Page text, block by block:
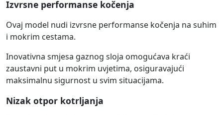
Izvrsne performanse kočenja
Ovaj model nudi izvrsne performanse kočenja na suhim
i mokrim cestama.
Inovativna smjesa gaznog sloja omogućava kraći
zaustavni put u mokrim uvjetima, osiguravajući
maksimalnu sigurnost u svim situacijama.
Nizak otpor kotrljanja